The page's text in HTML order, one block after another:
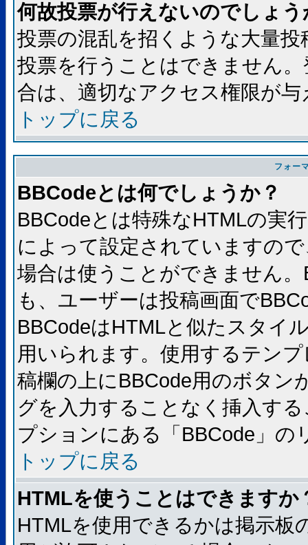
何故投票が行えないのでしょう
投票の混乱を招くような大量
投票を行うことはできません
合は、適切なアクセス権限が
トップに戻る
フォー
BBCodeとは何でしょうか？
BBCodeとは特殊なHTMLの実
によって設定されていますの
場合は使うことができません
も、ユーザーは投稿画面で
BBCodeはHTMLと似たスタイ
用いられます。使用するテン
稿欄の上にBBCode用のボタン
グを入力することなく挿入す
プションにある「BBCode」
トップに戻る
HTMLを使うことはできますか
HTMLを使用できるかは掲示板